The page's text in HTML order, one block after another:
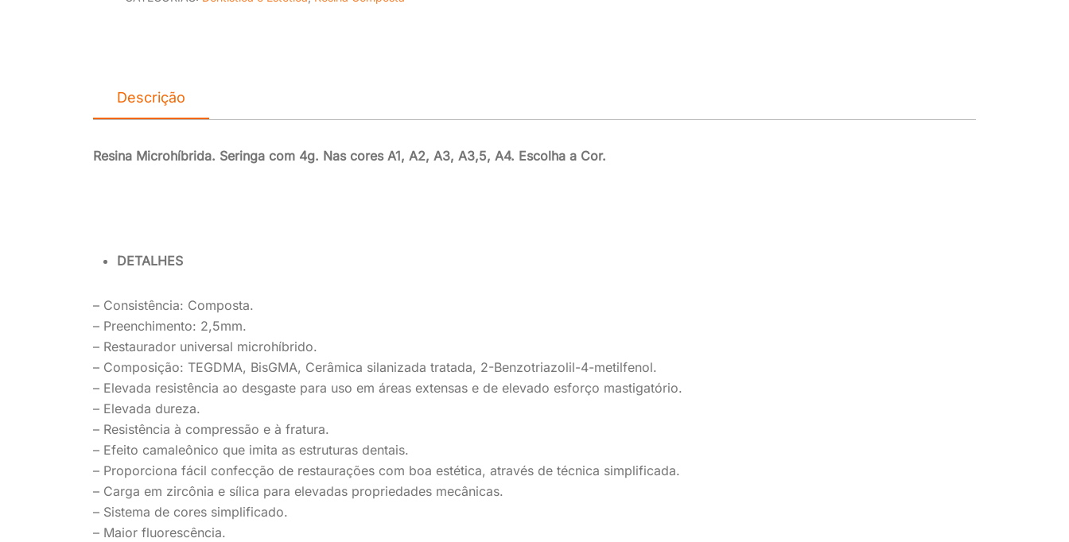
Descrição
Resina Microhíbrida. Seringa com 4g. Nas cores A1, A2, A3, A3,5, A4. Escolha a Cor.
DETALHES
– Consistência: Composta.
– Preenchimento: 2,5mm.
– Restaurador universal microhíbrido.
– Composição: TEGDMA, BisGMA, Cerâmica silanizada tratada, 2-Benzotriazolil-4-metilfenol.
– Elevada resistência ao desgaste para uso em áreas extensas e de elevado esforço mastigatório.
– Elevada dureza.
– Resistência à compressão e à fratura.
– Efeito camaleônico que imita as estruturas dentais.
– Proporciona fácil confecção de restaurações com boa estética, através de técnica simplificada.
– Carga em zircônia e sílica para elevadas propriedades mecânicas.
– Sistema de cores simplificado.
– Maior fluorescência.